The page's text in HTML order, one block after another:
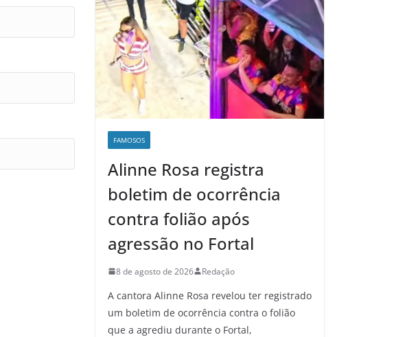
FAMOSOS
Alinne Rosa registra
boletim de ocorrência
contra folião após
agressão no Fortal
8 de agosto de 2026 Redação
A cantora Alinne Rosa revelou ter registrado
um boletim de ocorrência contra o folião
que a agrediu durante o Fortal,